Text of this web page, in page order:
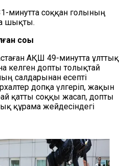
минутта соққан голының
шықты.
соққы
АҚШ 49-минутта ұлттық
келген допты толықтай
салдарынан есепті
допқа үлгеріп, жақын
қатты соққы жасап, допты
құрама жейдесіндегі